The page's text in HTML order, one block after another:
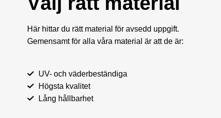
Här hittar du rätt material för avsedd uppgift.
Gemensamt för alla våra material är att de är:
UV- och väderbeständiga
Högsta kvalitet
Lång hållbarhet